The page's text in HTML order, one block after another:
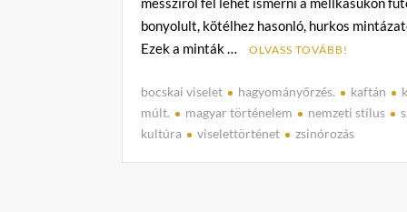
bonyolult, kötélhez hasonló, hurkos
Ezek a minták …
OLVASS TOVÁBB!
bocskai viselet hagyományőrzés. kaftán
múlt.
magyar történelem nemzeti stílus
kultúra
viselettörténet zsinórozás